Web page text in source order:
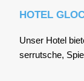
HOTEL
Unser Hotel
ser­rut­sche,